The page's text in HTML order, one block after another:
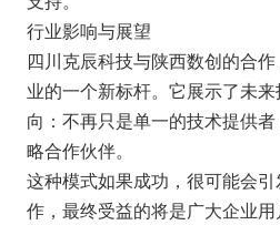
行业影响与展望
四川克辰科技与陕西数创的合
业的一个新标杆。它展示了未
向：不再只是单一的技术提供
略合作伙伴。
这种模式如果成功，很可能会
作，最终受益的将是广大企业用